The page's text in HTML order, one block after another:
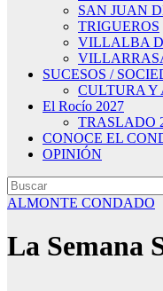
SAN JUAN
TRIGUEROS
VILLALBA
SUCESOS /
CULTURA Y
El Rocío 2027
TRASLADO
CONOCE EL
OPINIÓN
ALMONTE CONDADO
La Semana